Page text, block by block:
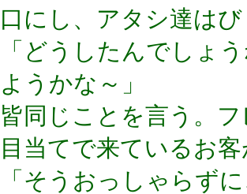
口にし、アタシ達は
「どうしたんでしょ
ようかな～」
皆同じことを言う。
目当てで来ているお
「そうおっしゃらず